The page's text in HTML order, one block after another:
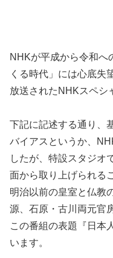
NHKが平成から令和へ
くる時代」には心底失
放送されたNHKスペシ
下記に記述する通り、
バイアスというか、
したが、特設スタジオ
面から取り上げられる
明治以前の皇室と仏教
源、石原・古川両元官
この番組の表題『日本
います。